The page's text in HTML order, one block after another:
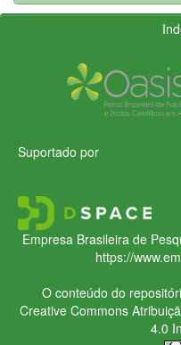
Suportado por
Empresa Brasileira de
https://
O conteúdo do
Creative Commons
4.0